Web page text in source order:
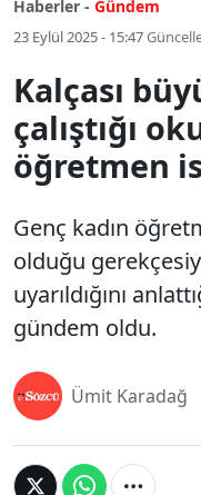
Haberler - Gündem
23 Eylül 2025 - 15:47
Kalçası
çalıştığı
öğretmen
Genç kadın
olduğu
uyarıldığını
gündem oldu.
Ümit Karadağ